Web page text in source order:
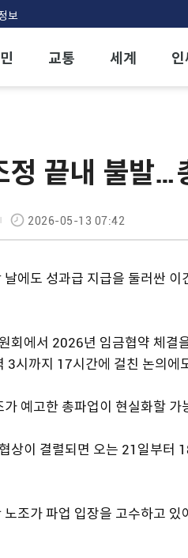
보
교통 세계
끝내 불발…
2026-05-13 07:42
에도 성과급 지급을 둘러싼
회에서 2026년 임금협약 체결
시까지 17시간에 걸친 논의에
예고한 총파업이 현실화할 가
상이 결렬되면 오는 21일부터
조가 파업 입장을 고수하고